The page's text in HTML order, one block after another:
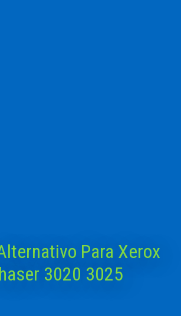
Para Xerox
3020 3025